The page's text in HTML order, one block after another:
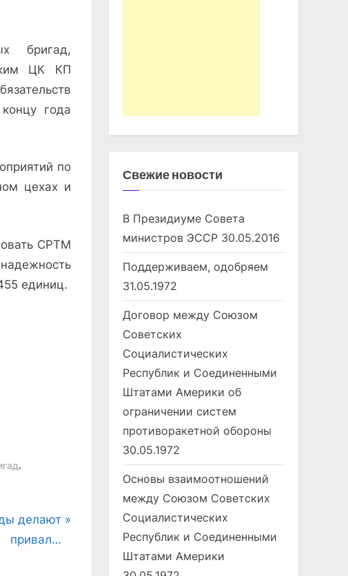
бригад,
ЦК КП
года
по
цехах и
СРТМ
единиц.
,
делают
привал…
Свежие новости
В Президиуме Совета
министров ЭССР 30.05.2016
Поддерживаем, одобряем
31.05.1972
Договор между Союзом
Советских
Социалистических
Республик и Соединенными
Штатами Америки об
ограничении систем
противоракетной обороны
30.05.1972
Основы взаимоотношений
между Союзом Советских
Социалистических
Республик и Соединенными
Штатами Америки